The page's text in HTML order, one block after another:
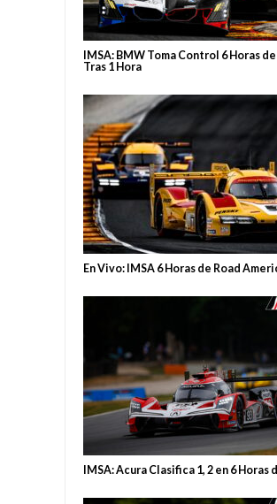
IMSA: BMW Toma Control 6 Horas
Tras 1 Hora
En Vivo: IMSA 6 Horas de Road
IMSA: Acura Clasifica 1, 2 en 6 Horas